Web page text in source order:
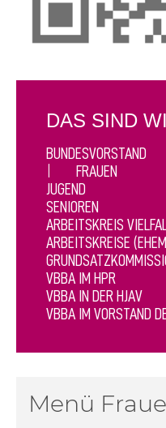
DAS SIND
BUNDESVORSTAND
FRAUEN
JUGEND
SENIOREN
ARBEITSKREIS
ARBEITSKREISE (EHEM.
VBBA IM HPR
VBBA IN DER HJAV
VBBA IM VORSTAND
Menü